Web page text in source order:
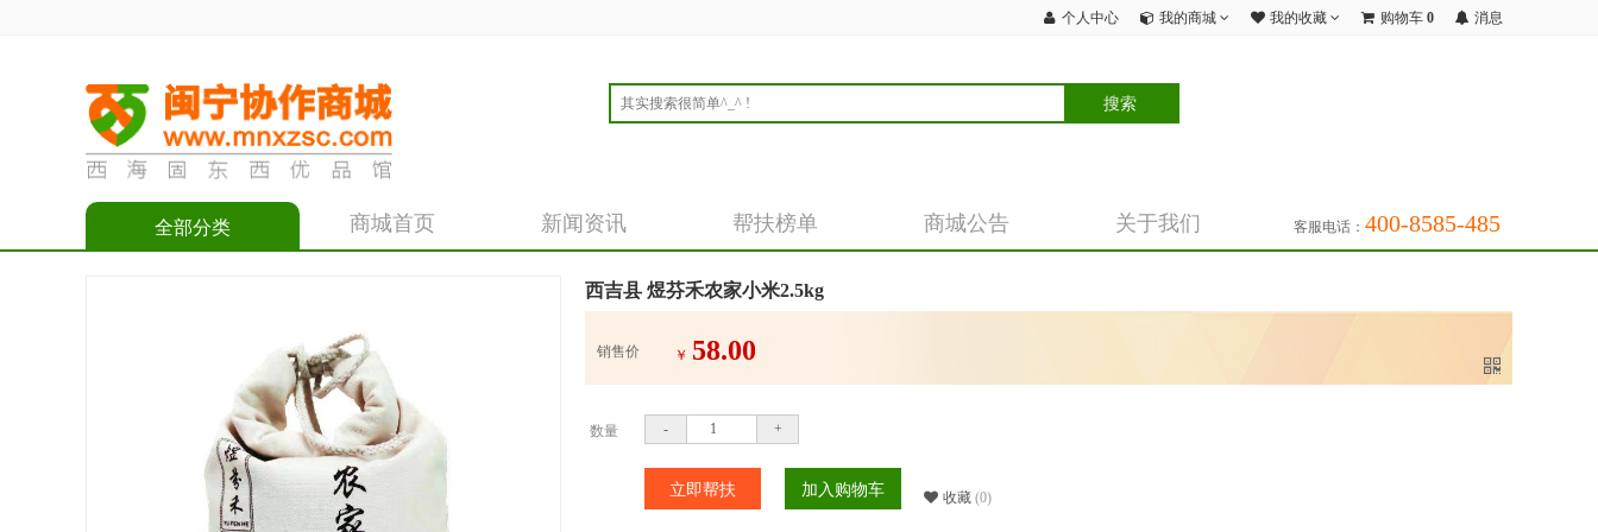
个人中心 我的商城 我的收藏 购物车 0 消息
商城首页 新闻资讯 帮扶榜单 商城公告 关于我们 客服电话： 400-8585-485
全部分类
西吉县 煜芬禾农家小米2.5kg
销售价 ￥ 58.00
数量 - +
收藏 (0)
立即帮扶 加入购物车